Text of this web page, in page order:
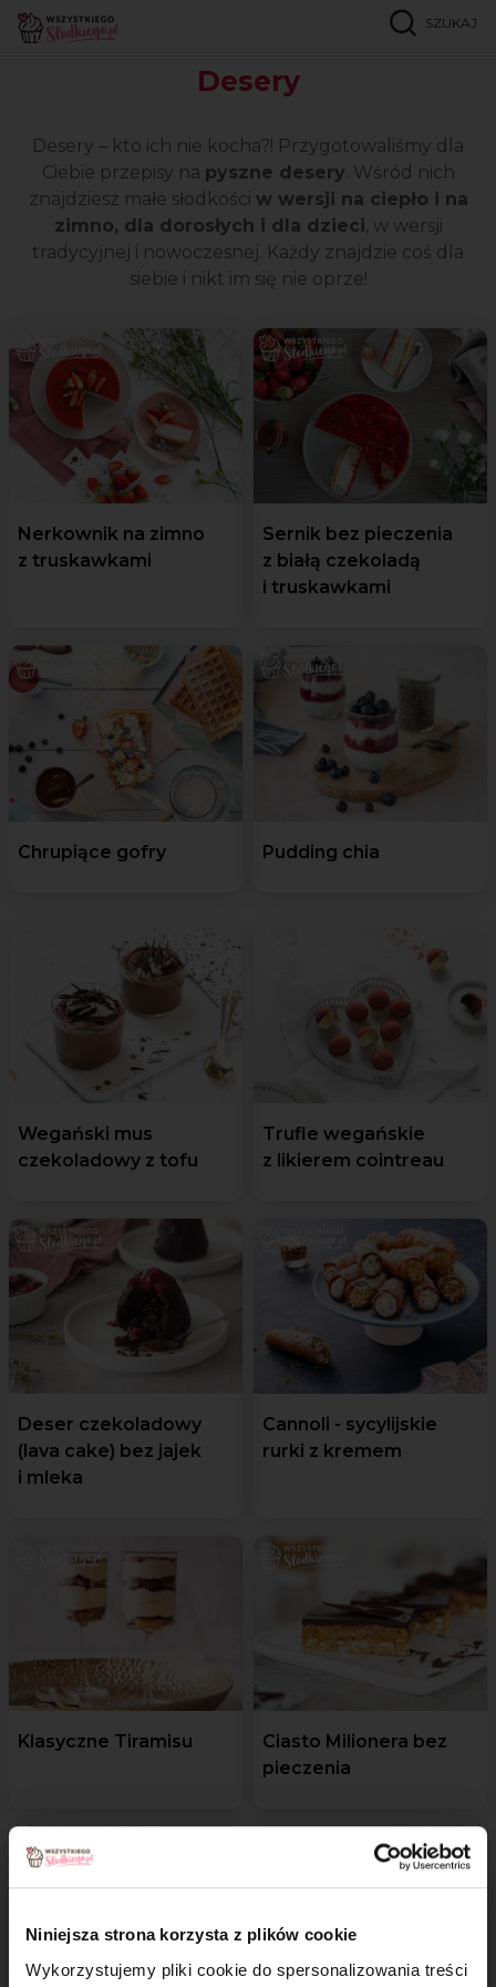
Niniejsza strona korzysta z plików cookie
Wykorzystujemy pliki cookie do spersonalizowania treści
SZUKAJ
Strona główna
Desery
Desery – kto ich nie kocha?! Przygotowaliśmy dla
Ciebie przepisy na pyszne desery. Wśród nich
znajdziesz małe słodkości w wersji na ciepło i na
zimno, dla dorosłych i dla dzieci, w wersji
tradycyjnej i nowoczesnej. Każdy znajdzie coś dla
siebie i nikt im się nie oprze!
Nerkownik na zimno
z truskawkami
Sernik bez pieczenia
z białą czekoladą
i truskawkami
Chrupiące gofry Pudding chia
Wegański mus
czekoladowy z tofu
Trufle wegańskie
z likierem cointreau
Deser czekoladowy
(lava cake) bez jajek
i mleka
Cannoli - sycylijskie
rurki z kremem
Klasyczne Tiramisu
Ciasto Milionera bez
pieczenia